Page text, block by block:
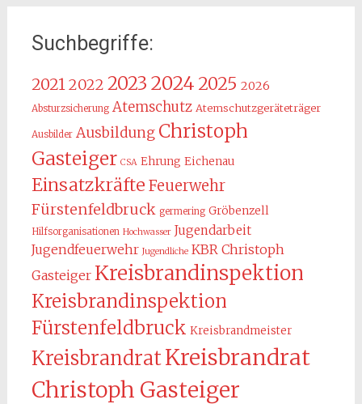
Suchbegriffe:
20212022 2023 2024 2025 2026
Absturzsicherung Atemschutz Atemschutzgeräteträger
Ausbilder Ausbildung Christoph
Gasteiger CSA Ehrung Eichenau
Einsatzkräfte Feuerwehr
Fürstenfeldbruck germering Gröbenzell
Hilfsorganisationen Hochwasser Jugendarbeit
Jugendfeuerwehr Jugendliche KBR Christoph
Gasteiger Kreisbrandinspektion
Kreisbrandinspektion
Fürstenfeldbruck Kreisbrandmeister
KreisbrandratKreisbrandrat
Christoph Gasteiger